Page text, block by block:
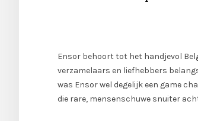
Ensor behoort tot het handjevol
verzamelaars en liefhebbers
was Ensor wel degelijk een game
die rare, mensenschuwe snuiter